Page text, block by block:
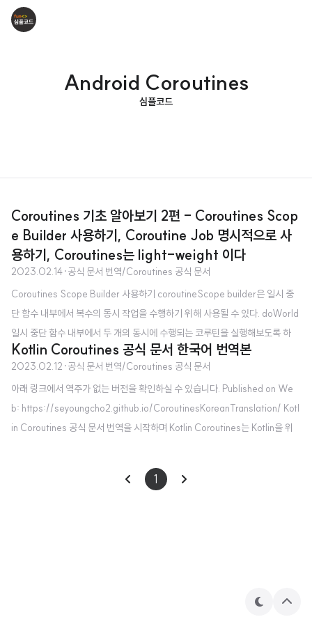
Android Coroutines
심플코드
Coroutines 기초 알아보기 2편 - Coroutines Scop
e Builder 사용하기, Coroutine Job 명시적으로 사
용하기, Coroutines는 light-weight 이다
2023.02.14·공식 문서 번역/Coroutines 공식 문서
Coroutines Scope Builder 사용하기 coroutineScope builder은 일시 중
단 함수 내부에서 복수의 동시 작업을 수행하기 위해 사용될 수 있다. doWorld
일시 중단 함수 내부에서 두 개의 동시에 수행되는 코루틴을 실행해보도록 하
자. import kotlinx.coroutines.* // doWorld와 "Done"을 순서대로 실행합
니다. fun main() = runBlocking { doWorld() println("Done") } // 두 섹션
들을 모두 동시적으로 실행합니다 suspend fun doWorld() = coroutineSc
ope { // this: CoroutineScope launch { delay(2000L) println("Worl
d 2") } l..
Kotlin Coroutines 공식 문서 한국어 번역본
2023.02.12 ·공식 문서 번역/Coroutines 공식 문서
아래 링크에서 역주가 없는 버전을 확인하실 수 있습니다. Published on We
b: https://seyoungcho2.github.io/CoroutinesKoreanTranslation/ Kotl
in Coroutines 공식 문서 번역을 시작하며 Kotlin Coroutines는 Kotlin을 위
랑한 RxJava를 Coroutines가 대체하고 있으며, 새로 시작하는 프로젝트들은
모두 Coroutines를 사용하고 있다. 그 이유는 Coroutines의 성능과 간결성,
1
테
상